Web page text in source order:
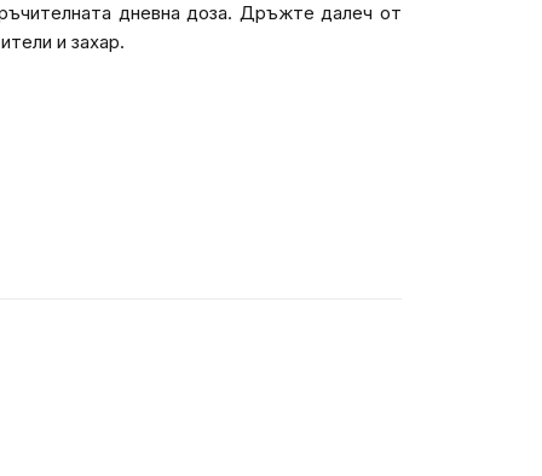
дневна доза. Дръжте далеч от
и захар.